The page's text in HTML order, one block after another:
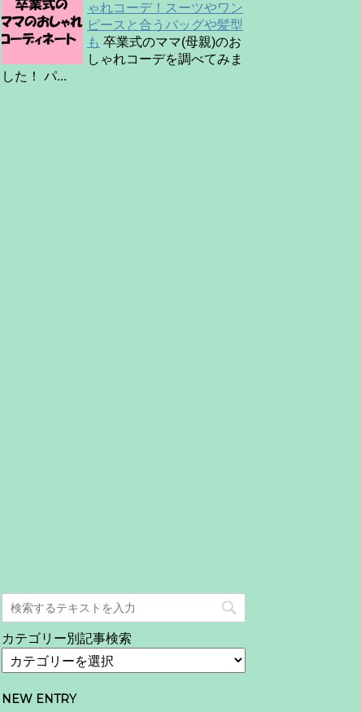
ゃれコーデ！スーツやワン
ピースと合うバッグや髪型
も 卒業式のママ(母親)のお
しゃれコーデを調べてみま
した！ パ...
カテゴリー別記事検索
NEW ENTRY